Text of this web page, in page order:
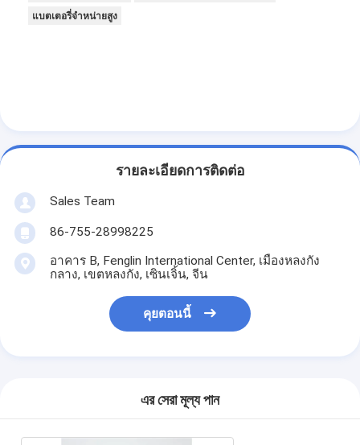
Li Mno2 แบตเตอรี่
แบตเตอรี่จำหน่ายสูง
รายละเอียดการติดต่อ
Sales Team
86-755-28998225
อาคาร B, Fenglin International Center, เมืองหลงกัง
กลาง, เขตหลงกัง, เซินเจิ้น, จีน
คุยตอนนี้
এর সেরা মূল্য পান